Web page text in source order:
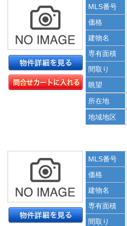
MLS番号
価格
建物名
専有面積
間取り
眺望
所在地
地域地区
MLS番号
価格
建物名
専有面積
間取り